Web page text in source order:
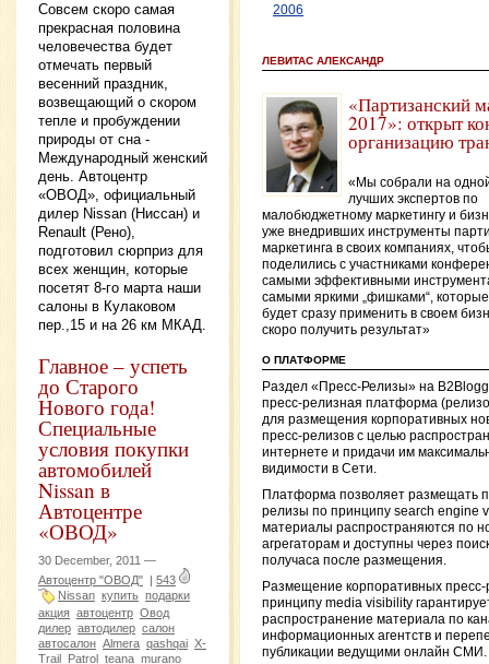
Совсем скоро самая
прекрасная половина
человечества будет
отмечать первый
весенний праздник,
возвещающий о скором
тепле и пробуждении
природы от сна -
Международный женский
день. Автоцентр
«ОВОД», официальный
дилер Nissan (Ниссан) и
Renault (Рено),
подготовил сюрприз для
всех женщин, которые
посетят 8-го марта наши
салоны в Кулаковом
пер.,15 и на 26 км МКАД.
Главное – успеть
до Старого
Нового года!
Специальные
условия покупки
автомобилей
Nissan в
Автоцентре
«ОВОД»
30 December, 2011 —
Автоцентр "ОВОД" | 543
Nissan купить подарки
акция автоцентр Овод
дилер автодилер салон
автосалон Almera qashqai X-
Trail Patrol teana murano
2006
ЛЕВИТАС АЛЕКСАНДР
«Партизанский
2017»: открыт
организацию
«Мы собрали на
лучших экспертов по
малобюджетному маркетингу и
уже внедривших инструменты
маркетинга в своих компаниях,
поделились с участниками
самыми эффективными
самыми яркими „фишками“,
будет сразу применить в своем
скоро получить результат»
О ПЛАТФОРМЕ
Раздел «Пресс-Релизы» на
пресс-релизная платформа
для размещения корпоративных
пресс-релизов с целью
интернете и придачи им
видимости в Сети.
Платформа позволяет размещать
релизы по принципу search engine
материалы распространяются по
агрегаторам и доступны через
получаса после размещения.
Размещение корпоративных пресс-
принципу media visibility
распространение материала по
информационных агентств и
публикации ведущими онлайн СМИ.